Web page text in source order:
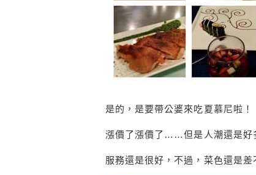
是的，是要帶公婆來吃夏慕尼啦！
漲價了漲價了……但是人潮還是好
服務還是很好，不過，菜色還是